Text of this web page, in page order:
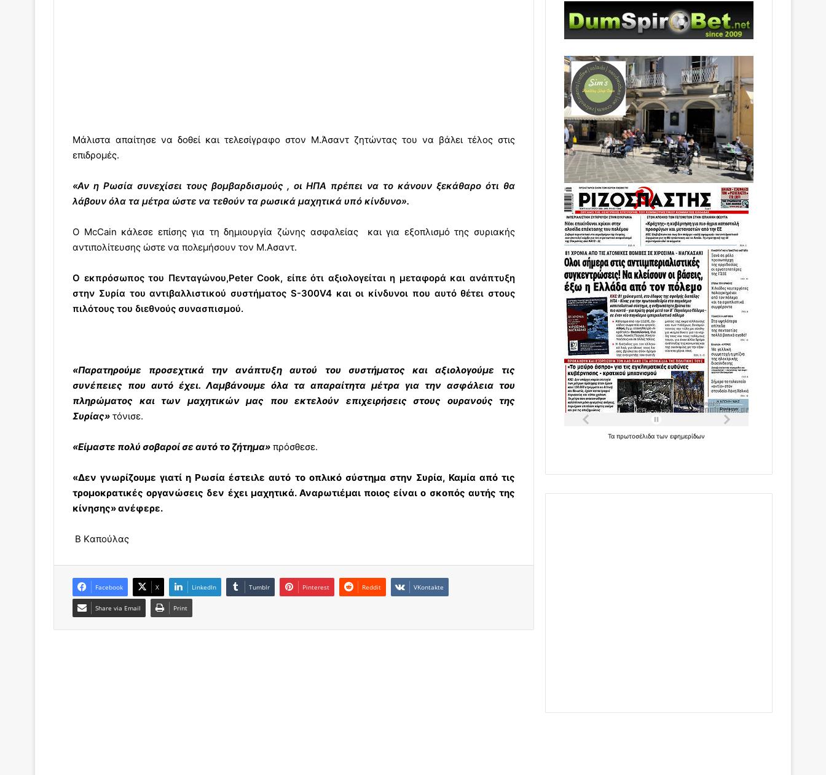
Μάλιστα απαίτησε να δοθεί και τελεσίγραφο στον Μ.Άσαντ ζητώντας του να βάλει τέλος στις
επιδρομές.
«Αν η Ρωσία συνεχίσει τους βομβαρδισμούς , οι ΗΠΑ πρέπει να το κάνουν ξεκάθαρο ότι θα
λάβουν όλα τα μέτρα ώστε να τεθούν τα ρωσικά μαχητικά υπό κίνδυνο».
Ο McCain κάλεσε επίσης για τη δημιουργία ζώνης ασφαλείας και για εξοπλισμό της συριακής
αντιπολίτευσης ώστε να πολεμήσουν τον Μ.Ασαντ.
Ο εκπρόσωπος του Πενταγώνου,Peter Cook, είπε ότι αξιολογείται η μεταφορά και ανάπτυξη
στην Συρία του αντιβαλλιστικού συστήματος S-300V4 και οι κίνδυνοι που αυτό θέτει στους
πιλότους του διεθνούς συνασπισμού.
«Παρατηρούμε προσεχτικά την ανάπτυξη αυτού του συστήματος και αξιολογούμε τις
συνέπειες που αυτό έχει. Λαμβάνουμε όλα τα απαραίτητα μέτρα για την ασφάλεια του
πληρώματος και των μαχητικών μας που εκτελούν επιχειρήσεις στους ουρανούς της
Συρίας» τόνισε.
«Είμαστε πολύ σοβαροί σε αυτό το ζήτημα» πρόσθεσε.
«Δεν γνωρίζουμε γιατί η Ρωσία έστειλε αυτό το οπλικό σύστημα στην Συρία, Καμία από τις
τρομοκρατικές οργανώσεις δεν έχει μαχητικά. Αναρωτιέμαι ποιος είναι ο σκοπός αυτής της
κίνησης» ανέφερε.
B Kαπούλας
Facebook X LinkedIn Tumblr Pinterest Reddit VKontakte
Share via Email Print
Ταπρωτοσέλιδατωνεφημερίδων